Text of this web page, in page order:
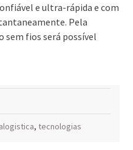
e ultra-rápida e com
Pela
sem fios será possível
, tecnologias